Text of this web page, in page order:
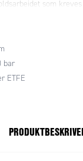
som
har
på utsiden,
og
det er ikke behov for
ikke noe
for sikkerhet
bar
ETFE